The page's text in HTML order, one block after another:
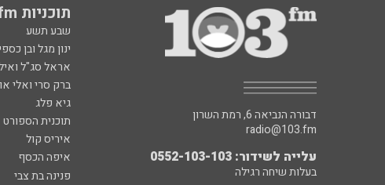
תוכניות 103fm
שבע תשע
ינון מגל ובן
אראל סג"ל
ברק סרי ואלי
גיא פלג
תוכנית הספורט
איריס קול
איפה הכסף
פנינה בת צבי
דבורה הנביאה 6, רמת השרון
radio@103.fm
עלייה לשידור: 0552-103-103
בעלות שיחה רגילה